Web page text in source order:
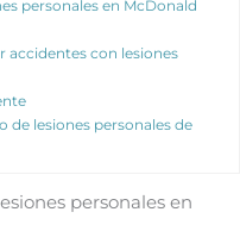
personales en McDonald
accidentes con lesiones
de lesiones personales de
personales en